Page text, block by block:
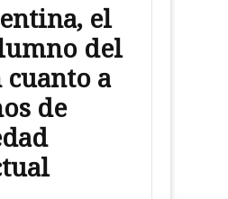
el
del
cuanto a
de